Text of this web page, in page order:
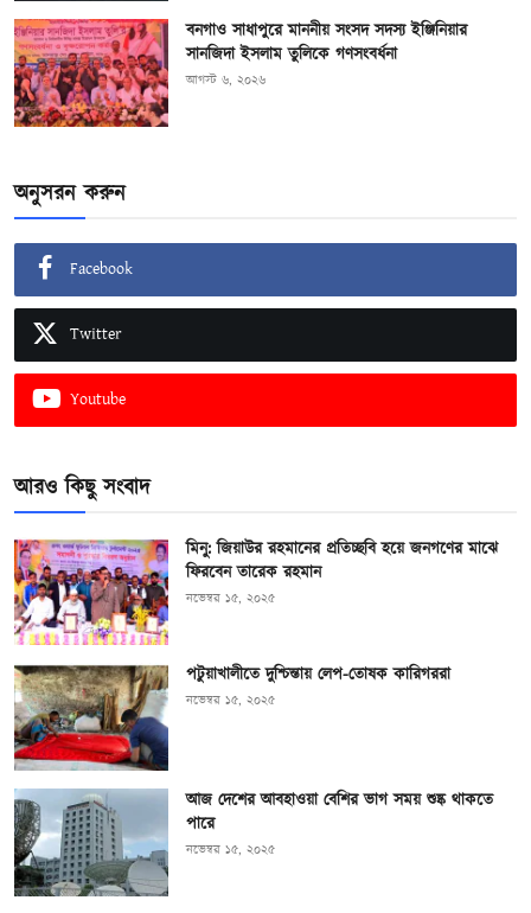
বনগাও সাধাপুরে মাননীয় সংসদ সদস্য ইঞ্জিনিয়ার
সানজিদা ইসলাম তুলিকে গণসংবর্ধনা
আগস্ট ৬, ২০২৬
অনুসরন করুন
Facebook
Twitter
Youtube
আরও কিছু সংবাদ
মিনু: জিয়াউর রহমানের প্রতিচ্ছবি হয়ে জনগণের মাঝে
ফিরবেন তারেক রহমান
নভেম্বর ১৫, ২০২৫
পটুয়াখালীতে দুশ্চিন্তায় লেপ-তোষক কারিগররা
নভেম্বর ১৫, ২০২৫
আজ দেশের আবহাওয়া বেশির ভাগ সময় শুষ্ক থাকতে
পারে
নভেম্বর ১৫, ২০২৫